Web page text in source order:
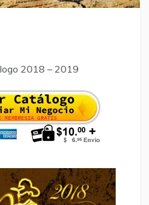
2018 – 2019